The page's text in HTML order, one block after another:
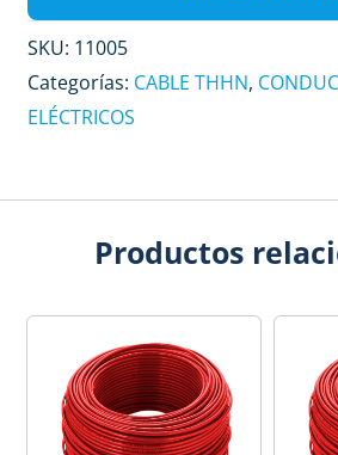
SKU: 11005
Categorías: CABLE THHN,
ELÉCTRICOS
Productos